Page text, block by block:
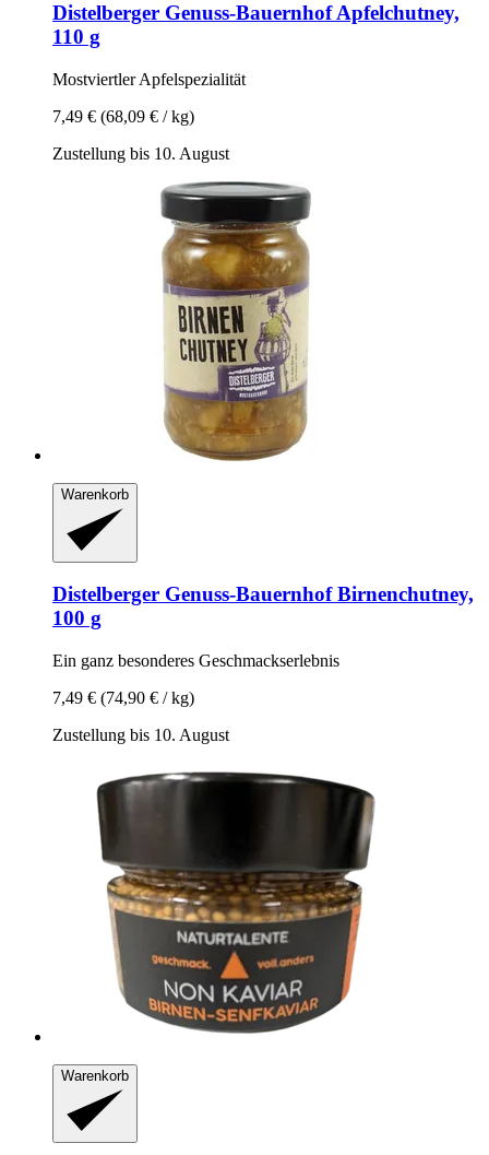
Distelberger Genuss-BauernhofApfelchutney,
110 g
Mostviertler Apfelspezialität
7,49 € (68,09 € / kg)
Zustellung bis 10. August
Warenkorb
Distelberger Genuss-BauernhofBirnenchutney,
100 g
Ein ganz besonderes Geschmackserlebnis
7,49 € (74,90 € / kg)
Zustellung bis 10. August
Warenkorb